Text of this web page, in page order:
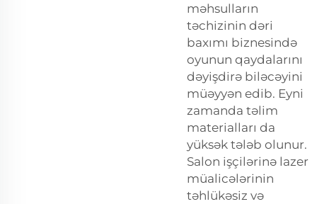
məhsulların
təchizinin dəri
baxımı biznesində
oyunun qaydalarını
dəyişdirə biləcəyini
müəyyən edib. Eyni
zamanda təlim
materialları da
yüksək tələb olunur.
Salon işçilərinə lazer
müalicələrinin
təhlükəsiz və